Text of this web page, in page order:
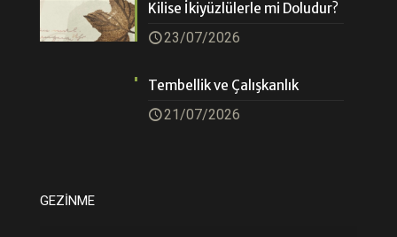
Kilise İkiyüzlülerle mi Doludur?
23/07/2026
Tembellik ve Çalışkanlık
21/07/2026
GEZİNME